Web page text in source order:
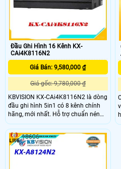
Đầu Ghi Hình 16 Kênh KX-
CAi4K8116N2
Giá Bán: 9,580,000 ₫
Giá gốc: 9,780,000 ₫
KBVISION KX-CAi4K8116N2 là dòng
đầu ghi hình 5in1 có 8 kênh chính
hãng, mới nhất. Hỗ trợ chuẩn nén
hình ảnh AI-Coding/H.265+/H.265
thông minh, giúp tiết kiệm băng
thông và ổ cứng..
10606